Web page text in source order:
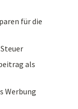
für die
als
Werbung